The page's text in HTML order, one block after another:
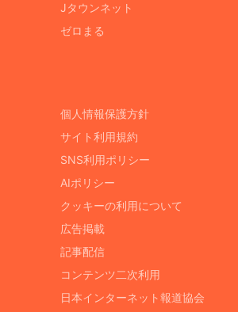
Jタウンネット
ゼロまる
個人情報保護方針
サイト利用規約
SNS利用ポリシー
AIポリシー
クッキーの利用について
広告掲載
記事配信
コンテンツ二次利用
日本インターネット報道協会